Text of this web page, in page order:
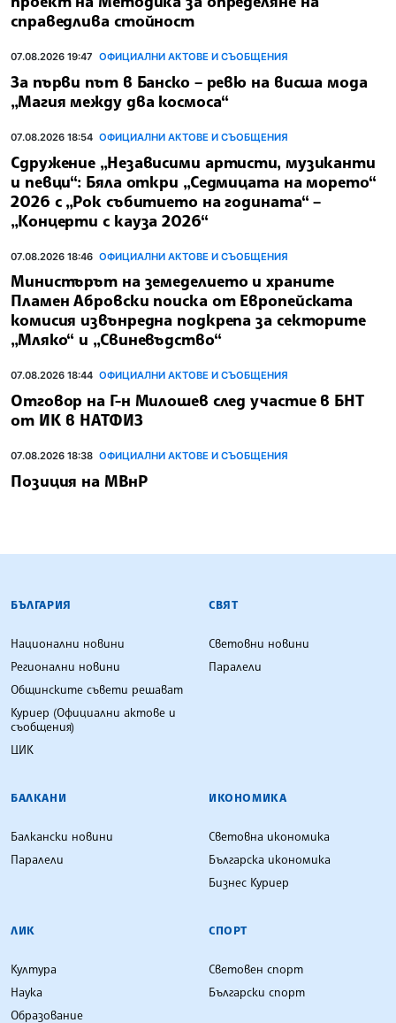
справедлива стойност
07.08.2026 19:47 ОФИЦИАЛНИ АКТОВЕ И СЪОБЩЕНИЯ
За първи път в Банско – ревю на висша мода
„Магия между два космоса“
07.08.2026 18:54 ОФИЦИАЛНИ АКТОВЕ И СЪОБЩЕНИЯ
Сдружение „Независими артисти, музиканти
и певци“: Бяла откри „Седмицата на морето“
2026 с „Рок събитието на годината“ –
„Концерти с кауза 2026“
07.08.2026 18:46 ОФИЦИАЛНИ АКТОВЕ И СЪОБЩЕНИЯ
Министърът на земеделието и храните
Пламен Абровски поиска от Европейската
комисия извънредна подкрепа за секторите
„Мляко“ и „Свиневъдство“
07.08.2026 18:44 ОФИЦИАЛНИ АКТОВЕ И СЪОБЩЕНИЯ
Отговор на Г-н Милошев след участие в БНТ
от ИК в НАТФИЗ
07.08.2026 18:38 ОФИЦИАЛНИ АКТОВЕ И СЪОБЩЕНИЯ
Позиция на МВнР
БЪЛГАРСКА ТЕЛЕГРАФНА АГЕНЦИЯ
БЪЛГАРИЯ
Национални новини
Регионални новини
Общинските съвети решават
Куриер (Официални актове и
съобщения)
ЦИК
СВЯТ
Световни новини
Паралели
БАЛКАНИ
Балкански новини
Паралели
ИКОНОМИКА
Световна икономика
Българска икономика
Бизнес Куриер
ЛИК
Култура
Наука
Образование
СПОРТ
Световен спорт
Български спорт